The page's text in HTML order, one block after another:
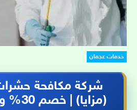
خدمات عجمان
شركة مكافحة
(مزايا) | خصم 30% وضمان شامل